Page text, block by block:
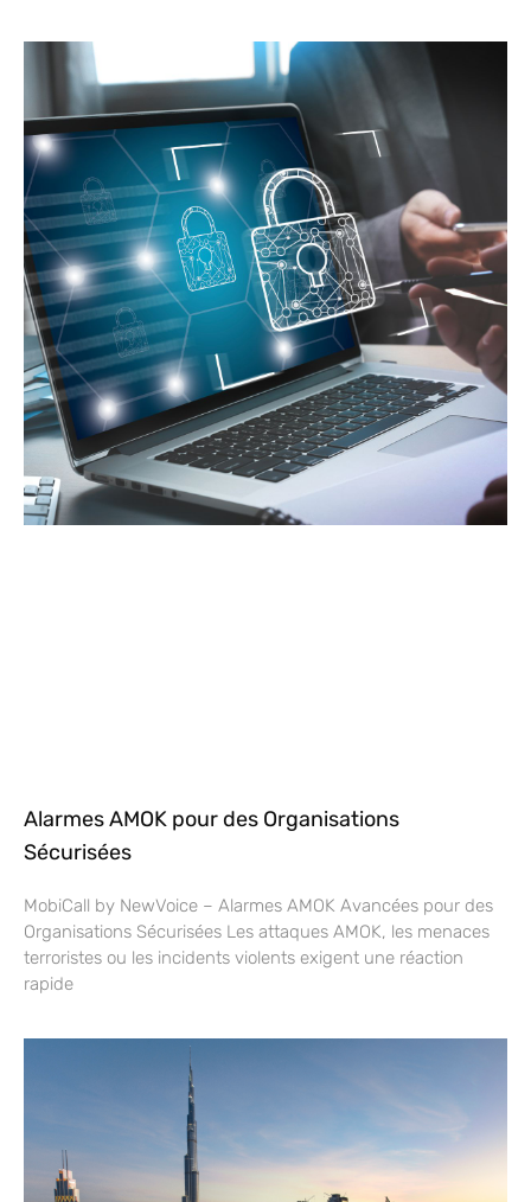
Alarmes AMOK pour des Organisations
Sécurisées
MobiCall by NewVoice – Alarmes AMOK Avancées pour des
Organisations Sécurisées Les attaques AMOK, les menaces
terroristes ou les incidents violents exigent une réaction
rapide